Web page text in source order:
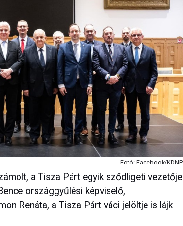
Fotó: Facebook/KDNP
, a Tisza Párt egyik sződligeti vezetője
országgyűlési képviselő,
Renáta, a Tisza Párt váci jelöltje is lájk